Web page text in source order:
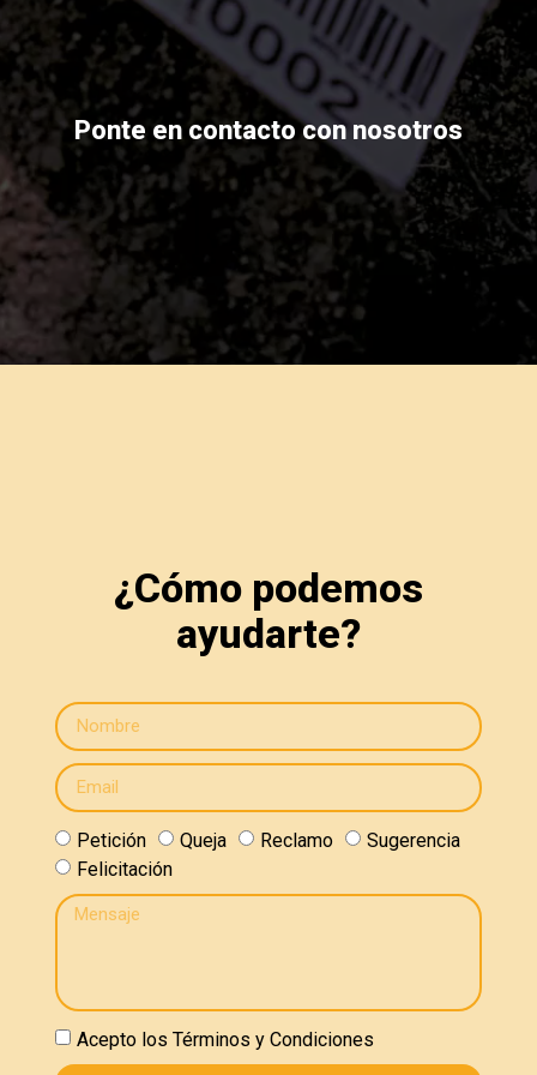
Ponte en contacto con nosotros
¿Cómo podemos
ayudarte?
Petición Queja Reclamo
Sugerencia
Felicitación
Acepto los Términos y Condiciones